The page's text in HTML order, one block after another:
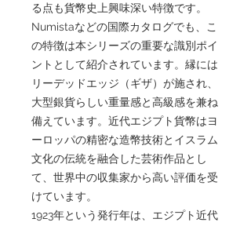
る点も貨幣史上興味深い特徴です。
Numistaなどの国際カタログでも、こ
の特徴は本シリーズの重要な識別ポイ
ントとして紹介されています。縁には
リーデッドエッジ（ギザ）が施され、
大型銀貨らしい重量感と高級感を兼ね
備えています。近代エジプト貨幣はヨ
ーロッパの精密な造幣技術とイスラム
文化の伝統を融合した芸術作品とし
て、世界中の収集家から高い評価を受
けています。
1923年という発行年は、エジプト近代